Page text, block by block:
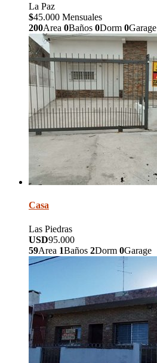
La Paz
$45.000 Mensuales
200Area 0Baños 0Dorm 0Garage
Casa
Las Piedras
USD95.000
59Area 1Baños 2Dorm 0Garage